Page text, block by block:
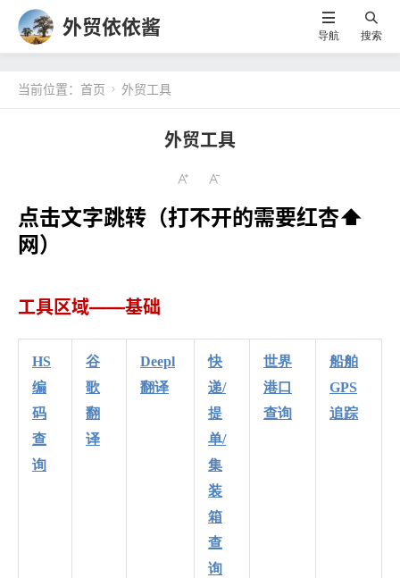
外贸依依酱 导航 搜索
当前位置： 首页  外贸工具
外贸工具
点击文字跳转（打不开的需要红杏⬆️
网）
工具区域——基础
HS
编
码
查
询
谷
歌
翻
译
Deepl
翻译
快
递/
提
单/
集
装
箱
查
询
世界
港口
查询
船舶
GPS
追踪